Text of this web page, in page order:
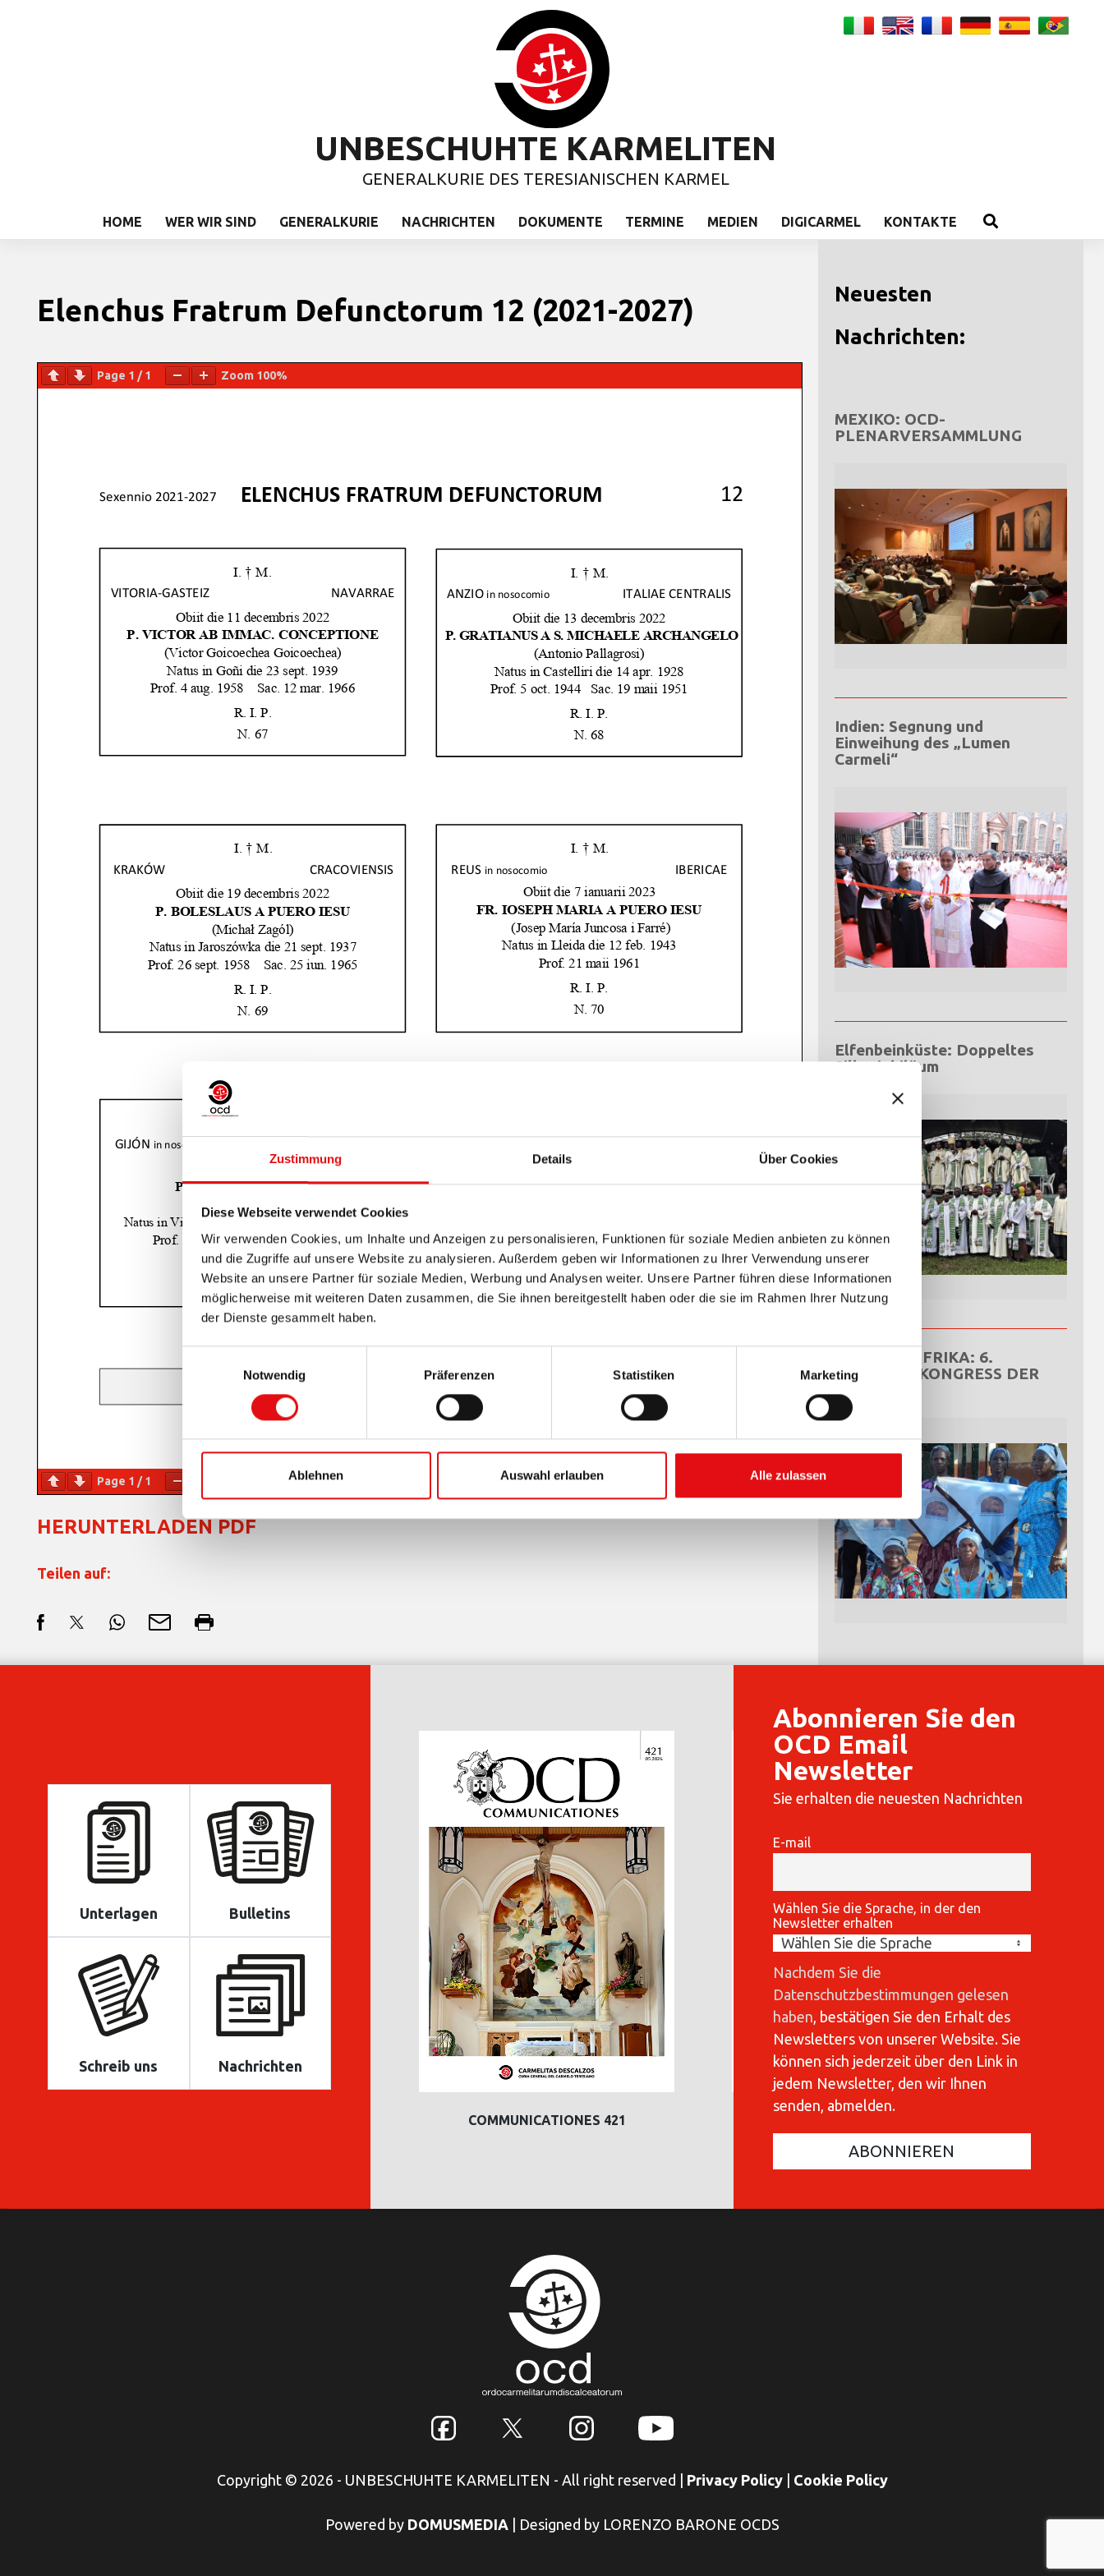
Zustimmung Details Über Cookies
Diese Webseite verwendet Cookies
Wir verwenden Cookies, um Inhalte und Anzeigen zu personalisieren, Funktionen für soziale Medien anbieten zu können
und die Zugriffe auf unsere Website zu analysieren. Außerdem geben wir Informationen zu Ihrer Verwendung unserer
Website an unsere Partner für soziale Medien, Werbung und Analysen weiter. Unsere Partner führen diese Informationen
möglicherweise mit weiteren Daten zusammen, die Sie ihnen bereitgestellt haben oder die sie im Rahmen Ihrer Nutzung
der Dienste gesammelt haben.
Notwendig
Präferenzen Statistiken Marketing
Ablehnen Auswahl erlauben Alle zulassen
UNBESCHUHTE KARMELITEN
GENERALKURIE DES TERESIANISCHEN KARMEL
HOME WER WIR SIND GENERALKURIE NACHRICHTEN DOKUMENTE TERMINE MEDIEN DIGICARMEL KONTAKTE
Elenchus Fratrum Defunctorum 12 (2021-2027)
Page 1 /1 Zoom 100%
Page 1 /1
HERUNTERLADEN PDF
Teilen auf:
Neuesten
Nachrichten:
MEXIKO: OCD-
PLENARVERSAMMLUNG
Indien: Segnung und
Einweihung des „Lumen
Carmeli“
Elfenbeinküste: Doppeltes
Silberjubiläum
ZENTRALAFRIKA: 6.
NATIONALKONGRESS DER
OCDS
Unterlagen Bulletins
Schreib uns Nachrichten
COMMUNICATIONES 421
Abonnieren Sie den
OCD Email
Newsletter
Sie erhalten die neuesten Nachrichten
E-mail
Wählen Sie die Sprache, in der den
Newsletter erhalten
Nachdem Sie die
Datenschutzbestimmungen gelesen
haben, bestätigen Sie den Erhalt des
Newsletters von unserer Website. Sie
können sich jederzeit über den Link in
jedem Newsletter, den wir Ihnen
senden, abmelden.
Copyright © 2026 - UNBESCHUHTE KARMELITEN - All right reserved Privacy Policy Cookie Policy
Powered by DOMUSMEDIA Designed by LORENZO BARONE OCDS